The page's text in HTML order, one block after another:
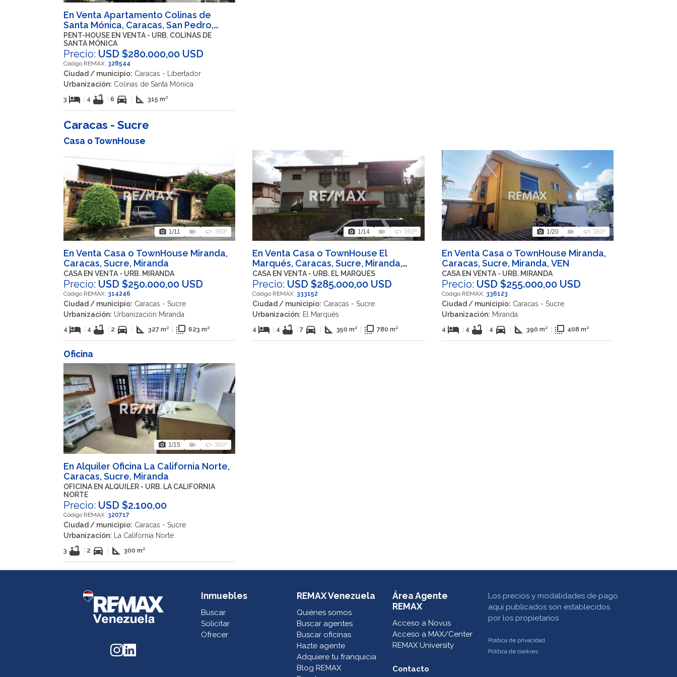
En Venta Apartamento Colinas de
Santa Mónica, Caracas, San Pedro,
Libertador, Distrito Capital, VEN
PENT-HOUSE EN VENTA - URB. COLINAS DE
SANTA MÓNICA
Precio: USD $280.000,00 USD
Código REMAX: 328544
Ciudad / municipio: Caracas - Libertador
Urbanización: Colinas de Santa Mónica
3 hotel 4 bathtub 6 directions_car square_foot 315 m²
Caracas - Sucre
Casa o TownHouse
photo_camera 1/11 videocam 360 360º
En Venta Casa o TownHouse Miranda,
Caracas, Sucre, Miranda
CASA EN VENTA - URB. MIRANDA
Precio: USD $250.000,00 USD
Código REMAX: 314246
Ciudad / municipio: Caracas - Sucre
Urbanización: Urbanización Miranda
4 hotel 4 bathtub 2 directions_car square_foot 327 m² flip_to_front 623 m²
photo_camera 1 /14 videocam 360 360º
En Venta Casa o TownHouse El
Marqués, Caracas, Sucre, Miranda,
VEN
CASA EN VENTA - URB. EL MARQUÉS
Precio: USD $285.000,00 USD
Código REMAX: 333152
Ciudad / municipio: Caracas - Sucre
Urbanización: El Marqués
4 hotel 4 bathtub 7 directions_car square_foot 350 m² flip_to_front 780 m²
photo_camera 1 /20 videocam 360 360º
En Venta Casa o TownHouse Miranda,
Caracas, Sucre, Miranda, VEN
CASA EN VENTA - URB. MIRANDA
Precio: USD $255.000,00 USD
Código REMAX: 336123
Ciudad / municipio: Caracas - Sucre
Urbanización: Miranda
4 hotel 4 bathtub 4 directions_car square_foot 390 m² flip_to_front 408 m²
Oficina
photo_camera 1/15 videocam 360 360º
En Alquiler Oficina La California Norte,
Caracas, Sucre, Miranda
OFICINA EN ALQUILER - URB. LA CALIFORNIA
NORTE
Precio: USD $2.100,00
Código REMAX: 320717
Ciudad / municipio: Caracas - Sucre
Urbanización: La California Norte
3 bathtub 2 directions_car square_foot 300 m²
Inmuebles
Buscar
Solicitar
Ofrecer
REMAX Venezuela
Quiénes somos
Buscar agentes
Buscar oficinas
Hazte agente
Adquiere tu franquicia
Blog REMAX
Área Agente
REMAX
Acceso a Novus
Acceso a MAX/Center
REMAX University
Contacto
Los precios y modalidades de pago
aqui publicados son establecidos
por los propietarios
Política de privacidad
Política de cookies